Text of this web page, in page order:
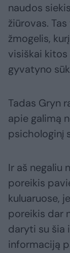
naudos
žiūrovas.
žmogelis,
visiškai
gyvatyno
Tadas Gryn
apie galimą
psichologinį
Ir aš negaliu
poreikis
kuluaruose,
poreikis dar
daryti su šia
informaciją